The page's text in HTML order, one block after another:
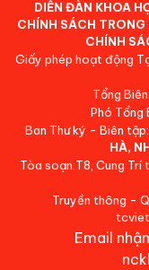
DIỄN ĐÀN KHOA
CHÍNH SÁCH TRONG
CHÍNH
Giấy phép hoạt động
Tổng
Phó Tổng
Ban Thư ký - Biên tập:
HÀ,
Tòa soạn:T8, Cung Trí
Truyền thông -
Email